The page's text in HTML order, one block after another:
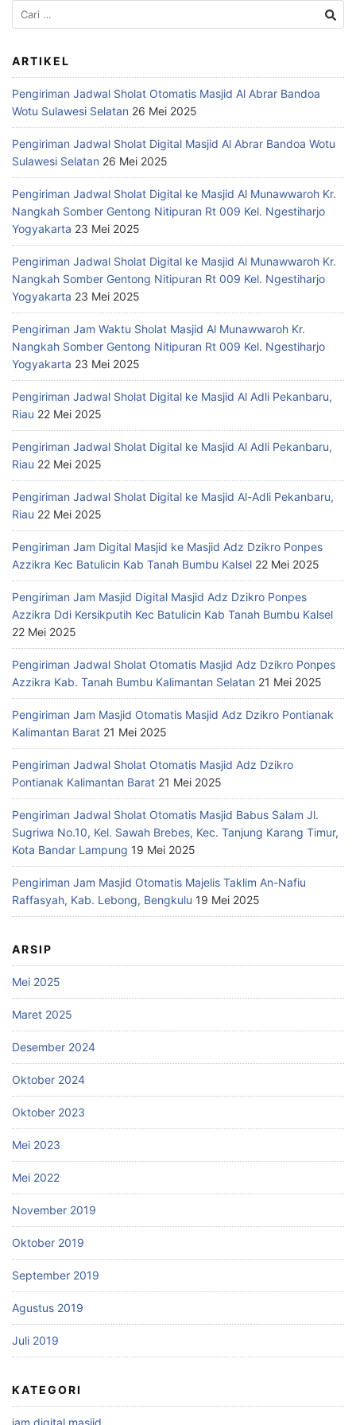
ARTIKEL
Pengiriman Jadwal Sholat Otomatis Masjid Al Abrar Bandoa
Wotu Sulawesi Selatan 26 Mei 2025
Pengiriman Jadwal Sholat Digital Masjid Al Abrar Bandoa Wotu
Sulawesi Selatan 26 Mei 2025
Pengiriman Jadwal Sholat Digital ke Masjid Al Munawwaroh Kr.
Nangkah Somber Gentong Nitipuran Rt 009 Kel. Ngestiharjo
Yogyakarta 23 Mei 2025
Pengiriman Jadwal Sholat Digital ke Masjid Al Munawwaroh Kr.
Nangkah Somber Gentong Nitipuran Rt 009 Kel. Ngestiharjo
Yogyakarta 23 Mei 2025
Pengiriman Jam Waktu Sholat Masjid Al Munawwaroh Kr.
Nangkah Somber Gentong Nitipuran Rt 009 Kel. Ngestiharjo
Yogyakarta 23 Mei 2025
Pengiriman Jadwal Sholat Digital ke Masjid Al Adli Pekanbaru,
Riau 22 Mei 2025
Pengiriman Jadwal Sholat Digital ke Masjid Al Adli Pekanbaru,
Riau 22 Mei 2025
Pengiriman Jadwal Sholat Digital ke Masjid Al-Adli Pekanbaru,
Riau 22 Mei 2025
Pengiriman Jam Digital Masjid ke Masjid Adz Dzikro Ponpes
Azzikra Kec Batulicin Kab Tanah Bumbu Kalsel 22 Mei 2025
Pengiriman Jam Masjid Digital Masjid Adz Dzikro Ponpes
Azzikra Ddi Kersikputih Kec Batulicin Kab Tanah Bumbu Kalsel
22 Mei 2025
Pengiriman Jadwal Sholat Otomatis Masjid Adz Dzikro Ponpes
Azzikra Kab. Tanah Bumbu Kalimantan Selatan 21 Mei 2025
Pengiriman Jam Masjid Otomatis Masjid Adz Dzikro Pontianak
Kalimantan Barat 21 Mei 2025
Pengiriman Jadwal Sholat Otomatis Masjid Adz Dzikro
Pontianak Kalimantan Barat 21 Mei 2025
Pengiriman Jadwal Sholat Otomatis Masjid Babus Salam Jl.
Sugriwa No.10, Kel. Sawah Brebes, Kec. Tanjung Karang Timur,
Kota Bandar Lampung 19 Mei 2025
Pengiriman Jam Masjid Otomatis Majelis Taklim An-Nafiu
Raffasyah, Kab. Lebong, Bengkulu 19 Mei 2025
ARSIP
Mei 2025
Maret 2025
Desember 2024
Oktober 2024
Oktober 2023
Mei 2023
Mei 2022
November 2019
Oktober 2019
September 2019
Agustus 2019
Juli 2019
KATEGORI